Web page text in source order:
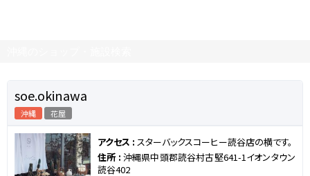
soe.okinawa
沖縄 花屋
アクセス : スターバックスコーヒー読谷店の横です。
住所 : 沖縄県中頭郡読谷村古堅641-1イオンタウン
読谷402